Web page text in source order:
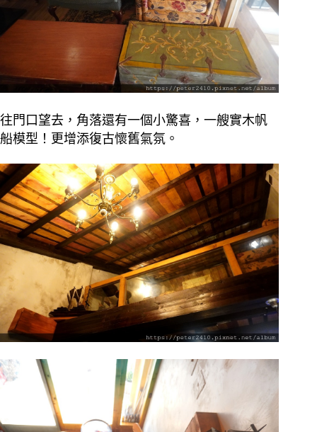
往門口望去，角落還有一個小驚喜，一艘實木帆
船模型！更增添復古懷舊氣氛。